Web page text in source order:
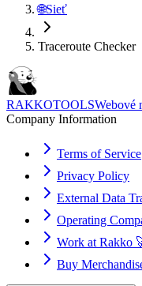
🌐Sieť
Traceroute Checker
RAKKOTOOLSWebové
Company Information
Terms of Service
Privacy Policy
External Data
Operating
Work at Rakko
Buy